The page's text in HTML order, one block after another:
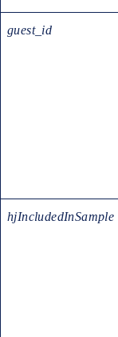
guest_id
hjIncludedInSample